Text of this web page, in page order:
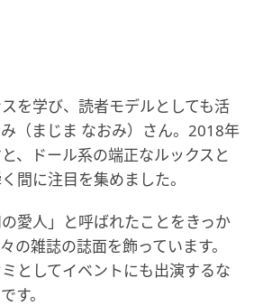
を学び、読者モデルとしても活
（まじま なおみ）さん。2018年
、ドール系の端正なルックスと
間に注目を集めました。
愛人」と呼ばれたことをきっか
の雑誌の誌面を飾っています。
としてイベントにも出演するな
す。